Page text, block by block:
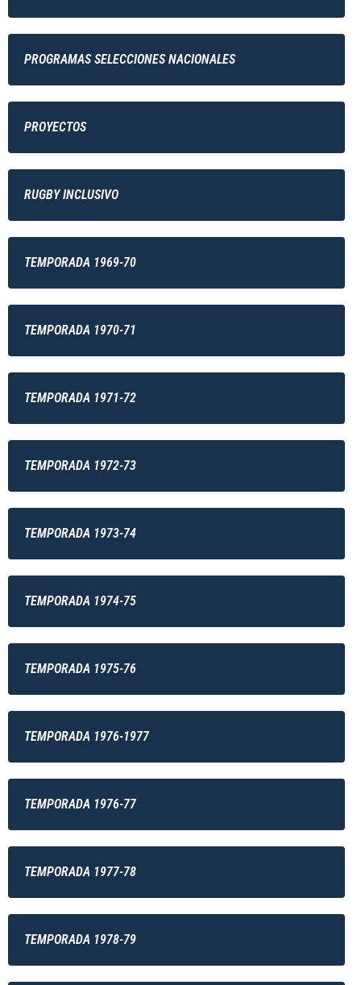
PROGRAMAS SELECCIONES NACIONALES
PROYECTOS
RUGBY INCLUSIVO
TEMPORADA 1969-70
TEMPORADA 1970-71
TEMPORADA 1971-72
TEMPORADA 1972-73
TEMPORADA 1973-74
TEMPORADA 1974-75
TEMPORADA 1975-76
TEMPORADA 1976-1977
TEMPORADA 1976-77
TEMPORADA 1977-78
TEMPORADA 1978-79